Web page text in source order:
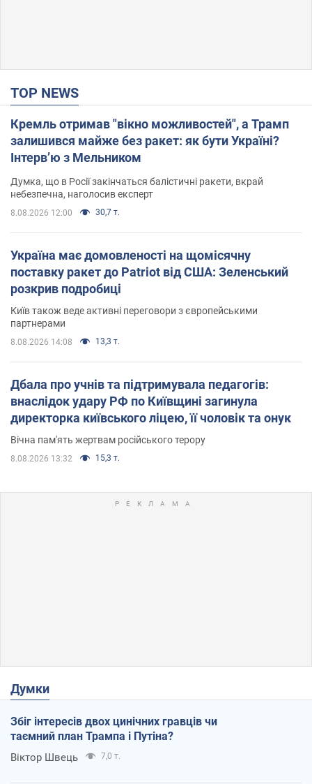
TOP NEWS
Кремль отримав "вікно можливостей", а Трамп
залишився майже без ракет: як бути Україні?
Інтерв’ю з Мельником
Думка, що в Росії закінчаться балістичні ракети, вкрай
небезпечна, наголосив експерт
8.08.2026 12:00 30,7 т.
Україна має домовленості на щомісячну
поставку ракет до Patriot від США: Зеленський
розкрив подробиці
Київ також веде активні переговори з європейськими
партнерами
8.08.2026 14:08 13,3 т.
Дбала про учнів та підтримувала педагогів:
внаслідок удару РФ по Київщині загинула
директорка київського ліцею, її чоловік та онук
Вічна пам'ять жертвам російського терору
8.08.2026 13:32 15,3 т.
Думки
Збіг інтересів двох цинічних гравців чи
таємний план Трампа і Путіна?
Віктор Швець 7,0 т.